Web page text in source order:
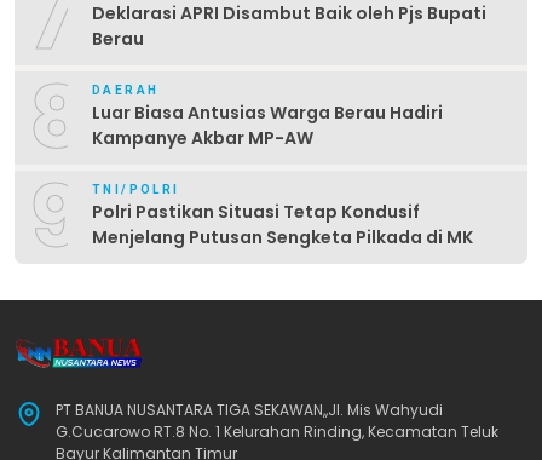
Deklarasi APRI Disambut Baik oleh Pjs Bupati
Berau
8 DAERAH
Luar Biasa Antusias Warga Berau Hadiri
Kampanye Akbar MP-AW
9 TNI/POLRI
Polri Pastikan Situasi Tetap Kondusif
Menjelang Putusan Sengketa Pilkada di MK
PT BANUA NUSANTARA TIGA SEKAWAN,,Jl. Mis Wahyudi
G.Cucarowo RT.8 No. 1 Kelurahan Rinding, Kecamatan Teluk
Bayur Kalimantan Timur